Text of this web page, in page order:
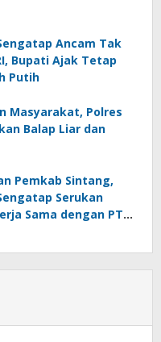
Ancam Tak
Bupati Ajak Tetap
Putih
Masyarakat, Polres
Balap Liar dan
Pemkab Sintang,
Serukan
Sama dengan PT